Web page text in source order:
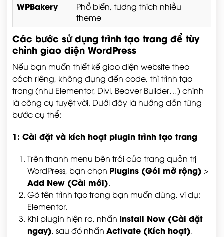
WPBakery
Phổ biến, tương thích nhiều
theme
Các bước sử dụng trình tạo trang để tùy
chỉnh giao diện WordPress
Nếu bạn muốn thiết kế giao diện website theo
cách riêng, không đụng đến code, thì trình tạo
trang (như Elementor, Divi, Beaver Builder…) chính
là công cụ tuyệt vời. Dưới đây là hướng dẫn từng
bước cụ thể:
1: Cài đặt và kích hoạt plugin trình tạo trang
Trên thanh menu bên trái của trang quản trị
WordPress, bạn chọn Plugins (Gói mở rộng) >
Add New (Cài mới).
Gõ tên trình tạo trang bạn muốn dùng, ví dụ:
Elementor.
Khi plugin hiện ra, nhấn Install Now (Cài đặt
ngay), sau đó nhấn Activate (Kích hoạt).